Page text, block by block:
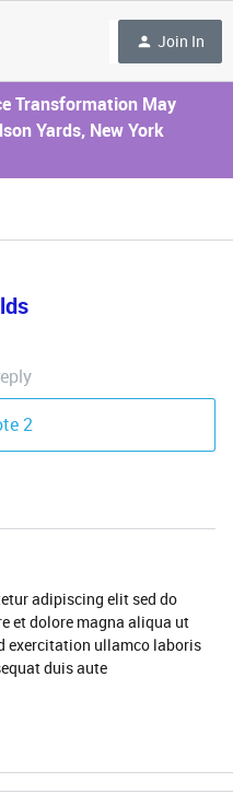
Join In
Transformation May
Yards, New York
2
adipiscing elit sed do
et dolore magna aliqua ut
exercitation ullamco laboris
duis aute